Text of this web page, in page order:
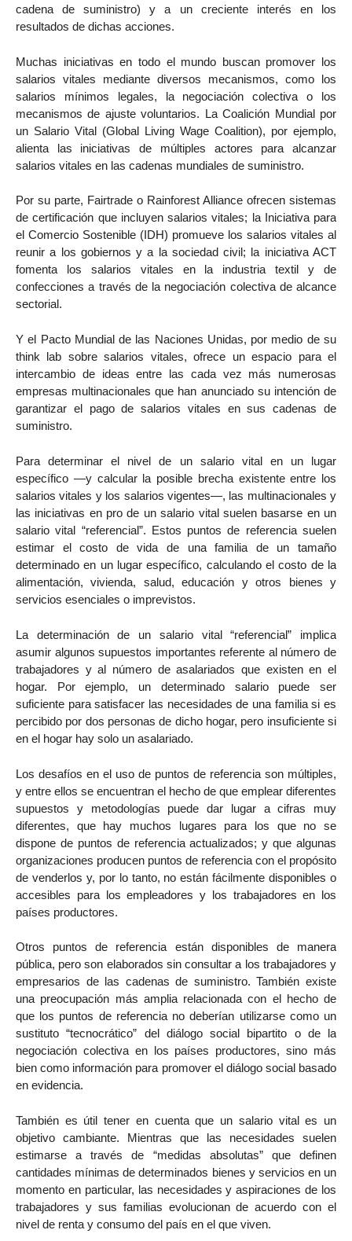
cadena de suministro) y a un creciente interés en los
resultados de dichas acciones.
Muchas iniciativas en todo el mundo buscan promover los
salarios vitales mediante diversos mecanismos, como los
salarios mínimos legales, la negociación colectiva o los
mecanismos de ajuste voluntarios. La Coalición Mundial por
un Salario Vital (Global Living Wage Coalition), por ejemplo,
alienta las iniciativas de múltiples actores para alcanzar
salarios vitales en las cadenas mundiales de suministro.
Por su parte, Fairtrade o Rainforest Alliance ofrecen sistemas
de certificación que incluyen salarios vitales; la Iniciativa para
el Comercio Sostenible (IDH) promueve los salarios vitales al
reunir a los gobiernos y a la sociedad civil; la iniciativa ACT
fomenta los salarios vitales en la industria textil y de
confecciones a través de la negociación colectiva de alcance
sectorial.
Y el Pacto Mundial de las Naciones Unidas, por medio de su
think lab sobre salarios vitales, ofrece un espacio para el
intercambio de ideas entre las cada vez más numerosas
empresas multinacionales que han anunciado su intención de
garantizar el pago de salarios vitales en sus cadenas de
suministro.
Para determinar el nivel de un salario vital en un lugar
específico —y calcular la posible brecha existente entre los
salarios vitales y los salarios vigentes—, las multinacionales y
las iniciativas en pro de un salario vital suelen basarse en un
salario vital “referencial”. Estos puntos de referencia suelen
estimar el costo de vida de una familia de un tamaño
determinado en un lugar específico, calculando el costo de la
alimentación, vivienda, salud, educación y otros bienes y
servicios esenciales o imprevistos.
La determinación de un salario vital “referencial” implica
asumir algunos supuestos importantes referente al número de
trabajadores y al número de asalariados que existen en el
hogar. Por ejemplo, un determinado salario puede ser
suficiente para satisfacer las necesidades de una familia si es
percibido por dos personas de dicho hogar, pero insuficiente si
en el hogar hay solo un asalariado.
Los desafíos en el uso de puntos de referencia son múltiples,
y entre ellos se encuentran el hecho de que emplear diferentes
supuestos y metodologías puede dar lugar a cifras muy
diferentes, que hay muchos lugares para los que no se
dispone de puntos de referencia actualizados; y que algunas
organizaciones producen puntos de referencia con el propósito
de venderlos y, por lo tanto, no están fácilmente disponibles o
accesibles para los empleadores y los trabajadores en los
países productores.
Otros puntos de referencia están disponibles de manera
pública, pero son elaborados sin consultar a los trabajadores y
empresarios de las cadenas de suministro. También existe
una preocupación más amplia relacionada con el hecho de
que los puntos de referencia no deberían utilizarse como un
sustituto “tecnocrático” del diálogo social bipartito o de la
negociación colectiva en los países productores, sino más
bien como información para promover el diálogo social basado
en evidencia.
También es útil tener en cuenta que un salario vital es un
objetivo cambiante. Mientras que las necesidades suelen
estimarse a través de “medidas absolutas” que definen
cantidades mínimas de determinados bienes y servicios en un
momento en particular, las necesidades y aspiraciones de los
trabajadores y sus familias evolucionan de acuerdo con el
nivel de renta y consumo del país en el que viven.